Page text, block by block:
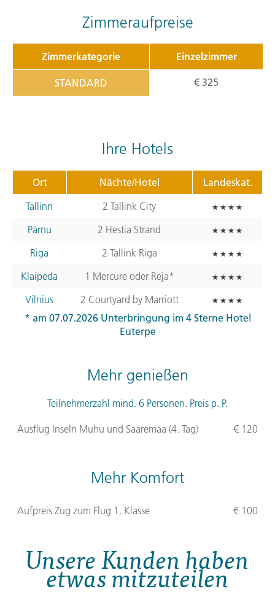
Zimmeraufpreise
Zimmerkategorie Einzelzimmer
STANDARD € 325
Ihre Hotels
Ort Nächte/Hotel
Landeskat.
Tallinn
2 Tallink City
Pärnu
2 Hestia Strand
Riga
2 Tallink Riga
Klaipeda
1 Mercure oder Reja*
Vilnius
2 Courtyard by Marriott
* am 07.07.2026 Unterbringung im 4 Sterne Hotel
Euterpe
Mehr genießen
Teilnehmerzahl mind. 6 Personen. Preis p. P.
Ausflug Inseln Muhu und Saaremaa (4. Tag) € 120
Mehr Komfort
Aufpreis Zug zum Flug 1. Klasse € 100
Unsere Kunden haben
etwas mitzuteilen